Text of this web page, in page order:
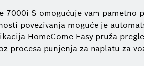
7000i S omogućuje vam pametno
povezivanja moguće je
HomeCome Easy pruža
procesa punjenja za naplatu za